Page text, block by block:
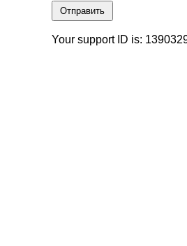
Отправить
Your support ID is: